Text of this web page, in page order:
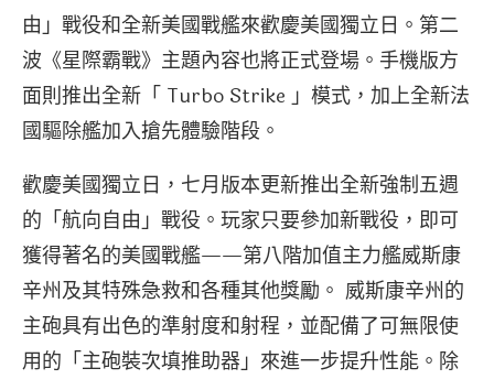
由」戰役和全新美國戰艦來歡慶美國獨立日。第二
波《星際霸戰》主題內容也將正式登場。手機版方
面則推出全新「 Turbo Strike 」模式，加上全新法
國驅除艦加入搶先體驗階段。
歡慶美國獨立日，七月版本更新推出全新強制五週
的「航向自由」戰役。玩家只要參加新戰役，即可
獲得著名的美國戰艦——第八階加值主力艦威斯康
辛州及其特殊急救和各種其他獎勵。 威斯康辛州的
主砲具有出色的準射度和射程，並配備了可無限使
用的「主砲裝次填推助器」來進一步提升性能。除